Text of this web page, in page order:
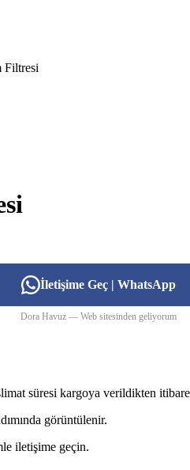
Filtresi
İletişime Geç | WhatsApp
Dora Havuz — Web sitesinden geliyorum
süresi kargoya verildikten
görüntülenir.
iletişime geçin.